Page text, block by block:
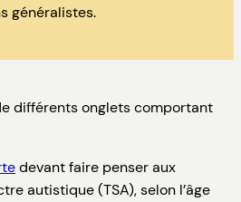
généralistes.
différents onglets comportant
devant faire penser aux
autistique (TSA), selon l’âge